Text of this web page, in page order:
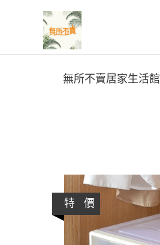
無所不賣居家生活館
無所不賣居家生活館
特 價